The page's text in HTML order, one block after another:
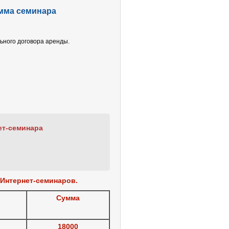
семинара
договора аренды.
семинара
семинаров.
Сумма
18000